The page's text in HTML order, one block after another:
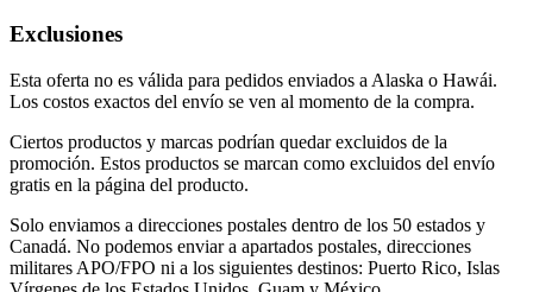
Exclusiones
Esta oferta no es válida para pedidos enviados a Alaska o Hawái.
Los costos exactos del envío se ven al momento de la compra.
Ciertos productos y marcas podrían quedar excluidos de la
promoción. Estos productos se marcan como excluidos del envío
gratis en la página del producto.
Solo enviamos a direcciones postales dentro de los 50 estados y
Canadá. No podemos enviar a apartados postales, direcciones
militares APO/FPO ni a los siguientes destinos: Puerto Rico, Islas